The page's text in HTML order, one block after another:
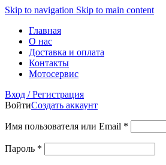
Skip to navigation Skip to main content
Главная
О нас
Доставка и оплата
Контакты
Мотосервис
Вход / Регистрация
ВойтиСоздать аккаунт
Имя пользователя или Email *
Пароль *